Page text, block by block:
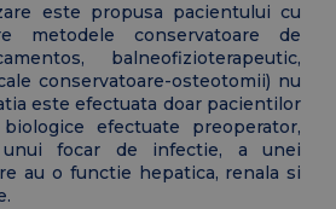
este propusa pacientului cu
metodele conservatoare de
balneofizioterapeutic,
conservatoare-osteotomii) nu
este efectuata doar pacientilor
efectuate preoperator,
focar de infectie, a unei
au o functie hepatica, renala si